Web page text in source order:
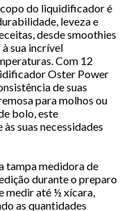
do liquidificador é
leveza e
desde smoothies
sua incrível
Com 12
Oster Power
de suas
para molhos ou
bolo, este
suas necessidades
tampa medidora de
durante o preparo
medir até ½ xícara,
as quantidades